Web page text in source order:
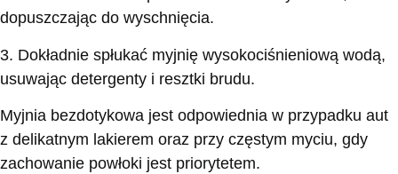
dopuszczając do wyschnięcia.
3. Dokładnie spłukać myjnię wysokociśnieniową wodą,
usuwając detergenty i resztki brudu.
Myjnia bezdotykowa jest odpowiednia w przypadku aut
z delikatnym lakierem oraz przy częstym myciu, gdy
zachowanie powłoki jest priorytetem.